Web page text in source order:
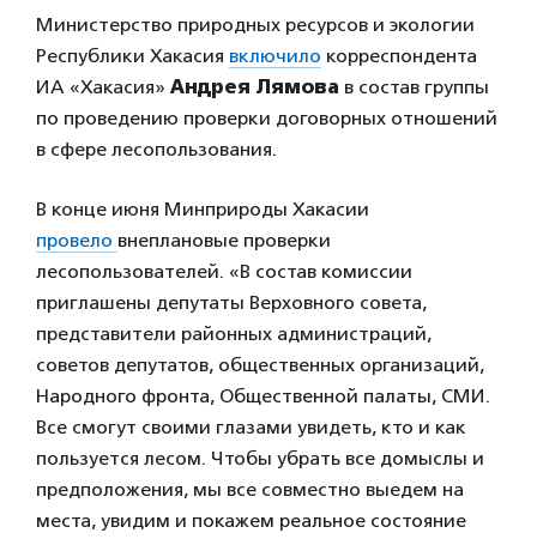
Министерство природных ресурсов и экологии
Республики Хакасия включило корреспондента
ИА «Хакасия» Андрея Лямова в состав группы
по проведению проверки договорных отношений
в сфере лесопользования.
В конце июня Минприроды Хакасии
провело внеплановые проверки
лесопользователей. «В состав комиссии
приглашены депутаты Верховного совета,
представители районных администраций,
советов депутатов, общественных организаций,
Народного фронта, Общественной палаты, СМИ.
Все смогут своими глазами увидеть, кто и как
пользуется лесом. Чтобы убрать все домыслы и
предположения, мы все совместно выедем на
места, увидим и покажем реальное состояние